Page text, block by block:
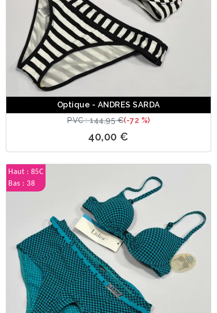
Optique - ANDRES SARDA
PVC : 144,95 €(-72 %)
40,00 €
Haut : 85C
Bas : 38